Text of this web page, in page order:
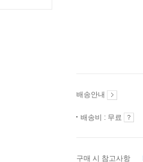
배송안내
배송비 : 무료
구매 시 참고사항